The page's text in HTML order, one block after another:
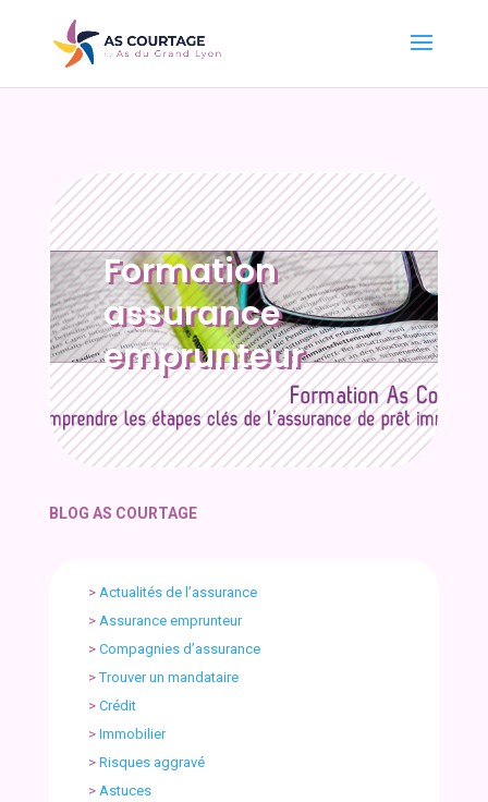
Formation
assurance
emprunteur
BLOG AS COURTAGE
> Actualités de l’assurance
> Assurance emprunteur
> Compagnies d’assurance
>Trouver un mandataire
> Crédit
> Immobilier
> Risques aggravé
> Astuces